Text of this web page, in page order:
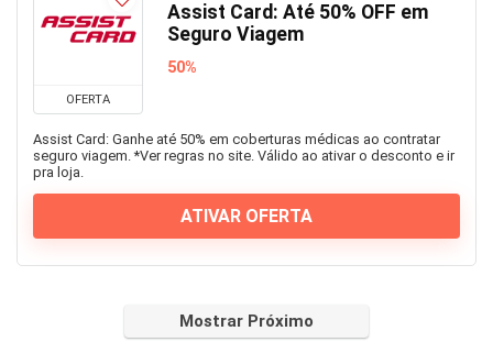
OFERTA
Assist Card: Até 50% OFF em
Seguro Viagem
50%
Assist Card: Ganhe até 50% em coberturas médicas ao contratar
seguro viagem. *Ver regras no site. Válido ao ativar o desconto e ir
pra loja.
ATIVAR OFERTA
Mostrar Próximo